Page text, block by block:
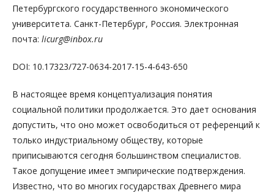
Петербургского государственного экономического
университета. Санкт-Петербург, Россия. Электронная
почта: licurg@inbox.ru
DOI: 10.17323/727-0634-2017-15-4-643-650
В настоящее время концептуализация понятия
социальной политики продолжается. Это дает основания
допустить, что оно может освободиться от референций к
только индустриальному обществу, которые
приписываются сегодня большинством специалистов.
Такое допущение имеет эмпирические подтверждения.
Известно, что во многих государствах Древнего мира